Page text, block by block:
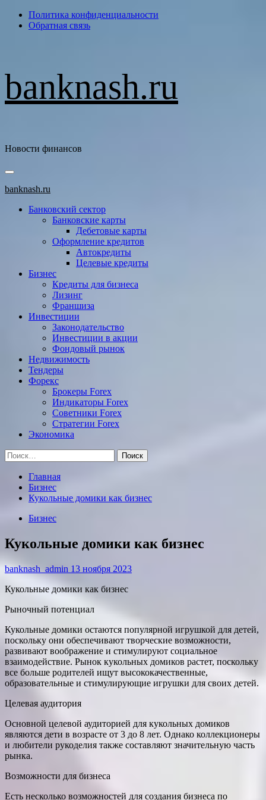
ПерейтиПолитика конфиденциальности
Обратная связь
banknash.ru
Новости финансов
Основное
меню
banknash.ru
Банковский сектор
Банковские карты
Дебетовые карты
Оформление кредитов
Автокредиты
Целевые кредиты
Бизнес
Кредиты для бизнеса
Лизинг
Франшиза
Инвестиции
Законодательство
Инвестиции в акции
Фондовый рынок
Недвижимость
Тендеры
Форекс
Брокеры Forex
Индикаторы Forex
Советники Forex
Стратегии Forex
Экономика
Найти:
Главная
Бизнес
Кукольные домики как бизнес
Бизнес
Кукольные домики как бизнес
banknash_admin 13 ноября 2023
Кукольные домики как бизнес
Рыночный потенциал
Кукольные домики остаются популярной игрушкой для детей,
поскольку они обеспечивают творческие возможности,
развивают воображение и стимулируют социальное
взаимодействие. Рынок кукольных домиков растет, поскольку
все больше родителей ищут высококачественные,
образовательные и стимулирующие игрушки для своих детей.
Целевая аудитория
Основной целевой аудиторией для кукольных домиков
являются дети в возрасте от 3 до 8 лет. Однако коллекционеры
и любители рукоделия также составляют значительную часть
рынка.
Возможности для бизнеса
Есть несколько возможностей для создания бизнеса по